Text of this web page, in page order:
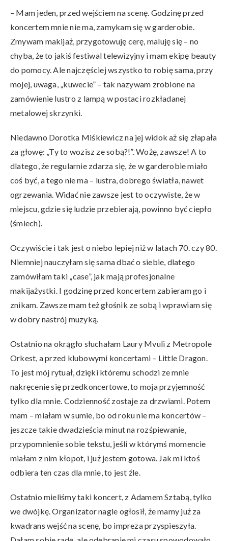
– Mam jeden, przed wejściem na scenę. Godzinę przed
koncertem mnie nie ma, zamykam się w garderobie.
Zmywam makijaż, przygotowuję cerę, maluję się – no
chyba, że to jakiś festiwal telewizyjny i mam ekipę beauty
do pomocy. Ale najczęściej wszystko to robię sama, przy
mojej, uwaga, „kuwecie” – tak nazywam zrobione na
zamówienie lustro z lampą w postaci rozkładanej
metalowej skrzynki.
Niedawno Dorotka Miśkiewicz na jej widok aż się złapała
za głowę: „Ty to wozisz ze sobą?!”. Wożę, zawsze! A to
dlatego, że regularnie zdarza się, że w garderobie miało
coś być, a tego nie ma – lustra, dobrego światła, nawet
ogrzewania. Widać nie zawsze jest to oczywiste, że w
miejscu, gdzie się ludzie przebierają, powinno być ciepło
(śmiech).
Oczywiście i tak jest o niebo lepiej niż w latach 70. czy 80.
Niemniej nauczyłam się sama dbać o siebie, dlatego
zamówiłam taki „case”, jak mają profesjonalne
makijażystki. I godzinę przed koncertem zabieram go i
znikam. Zawsze mam też głośnik ze sobą i wprawiam się
w dobry nastrój muzyką.
Ostatnio na okrągło słuchałam Laury Mvuli z Metropole
Orkest, a przed klubowymi koncertami – Little Dragon.
To jest mój rytuał, dzięki któremu schodzi ze mnie
nakręcenie się przedkoncertowe, to moja przyjemność
tylko dla mnie. Codzienność zostaje za drzwiami. Potem
mam – miałam w sumie, bo od roku nie ma koncertów –
jeszcze takie dwadzieścia minut na rozśpiewanie,
przypomnienie sobie tekstu, jeśli w którymś momencie
miałam z nim kłopot, i już jestem gotowa. Jak mi ktoś
odbiera ten czas dla mnie, to jest źle.
Ostatnio mieliśmy taki koncert, z Adamem Sztabą, tylko
we dwójkę. Organizator nagle ogłosił, że mamy już za
kwadrans wejść na scenę, bo impreza przyspieszyła.